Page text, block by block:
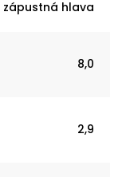
zápustná hlava
8,0
2,9